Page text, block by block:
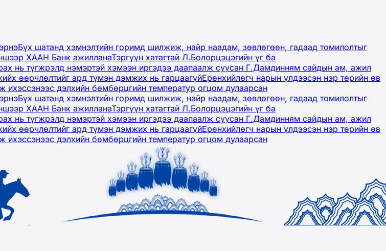
Бүх шатанд хэмнэлтийн горимд шилжиж, найр наадам, зөвлөгөөн, гадаад томилолтыг
ХААН Банк ажилланаТэргүүн хатагтай Л.Болорцэцэгийн үг ба
нь түгжрэлд нэмэртэй хэмээн иргэдээ даапаалж суусан Г.Дамдинням сайдын ам, ажил
өөрчлөлтийг ард түмэн дэмжих нь гарцаагүйЕрөнхийлөгч нарын үлдээсэн нэр төрийн өв
дэлхийн бөмбөрцгийн температур огцом дулаарсан
Бүх шатанд хэмнэлтийн горимд шилжиж, найр наадам, зөвлөгөөн, гадаад томилолтыг
ХААН Банк ажилланаТэргүүн хатагтай Л.Болорцэцэгийн үг ба
нь түгжрэлд нэмэртэй хэмээн иргэдээ даапаалж суусан Г.Дамдинням сайдын ам, ажил
өөрчлөлтийг ард түмэн дэмжих нь гарцаагүйЕрөнхийлөгч нарын үлдээсэн нэр төрийн өв
дэлхийн бөмбөрцгийн температур огцом дулаарсан